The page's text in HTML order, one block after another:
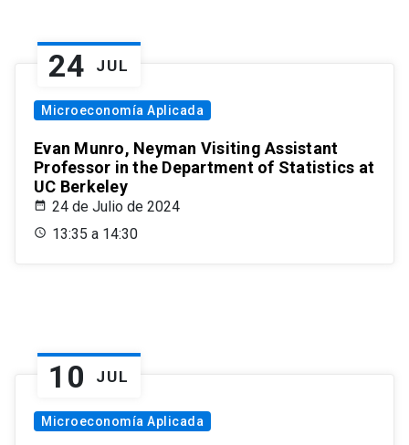
24 JUL
Microeconomía Aplicada
Evan Munro, Neyman Visiting Assistant
Professor in the Department of Statistics at
UC Berkeley
24 de Julio de 2024
13:35 a 14:30
10 JUL
Microeconomía Aplicada